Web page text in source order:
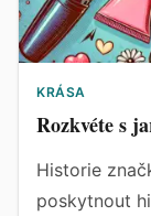
KRÁSA
Rozkvéte s
Historie
poskytnout